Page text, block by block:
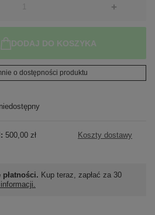
+
DODAJ DO KOSZYKA
o dostępności produktu
500,00 zł Koszty dostawy
Kup teraz, zapłać za 30